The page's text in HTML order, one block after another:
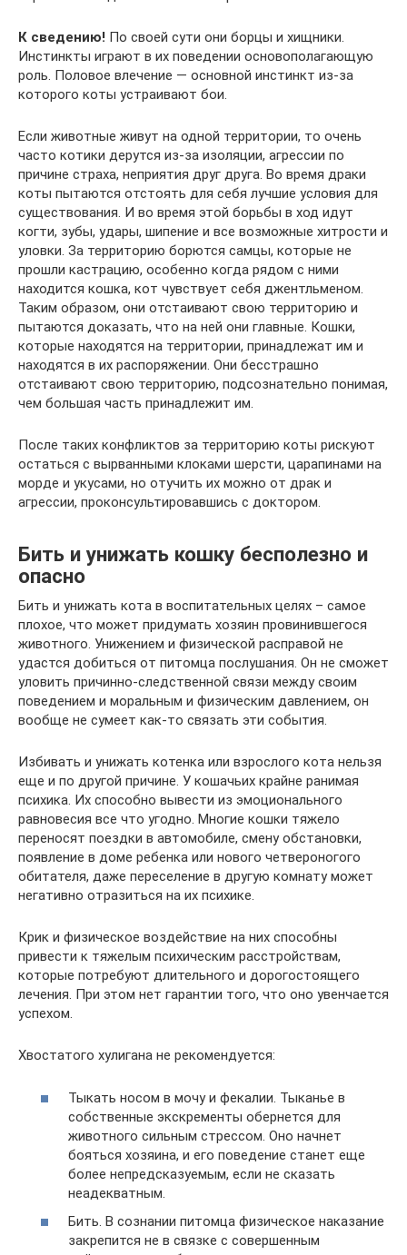
К сведению! По своей сути они борцы и хищники.
Инстинкты играют в их поведении основополагающую
роль. Половое влечение — основной инстинкт из-за
которого коты устраивают бои.
Если животные живут на одной территории, то очень
часто котики дерутся из-за изоляции, агрессии по
причине страха, неприятия друг друга. Во время драки
коты пытаются отстоять для себя лучшие условия для
существования. И во время этой борьбы в ход идут
когти, зубы, удары, шипение и все возможные хитрости и
уловки. За территорию борются самцы, которые не
прошли кастрацию, особенно когда рядом с ними
находится кошка, кот чувствует себя джентльменом.
Таким образом, они отстаивают свою территорию и
пытаются доказать, что на ней они главные. Кошки,
которые находятся на территории, принадлежат им и
находятся в их распоряжении. Они бесстрашно
отстаивают свою территорию, подсознательно понимая,
чем большая часть принадлежит им.
После таких конфликтов за территорию коты рискуют
остаться с вырванными клоками шерсти, царапинами на
морде и укусами, но отучить их можно от драк и
агрессии, проконсультировавшись с доктором.
Бить и унижать кошку бесполезно и
опасно
Бить и унижать кота в воспитательных целях – самое
плохое, что может придумать хозяин провинившегося
животного. Унижением и физической расправой не
удастся добиться от питомца послушания. Он не сможет
уловить причинно-следственной связи между своим
поведением и моральным и физическим давлением, он
вообще не сумеет как-то связать эти события.
Избивать и унижать котенка или взрослого кота нельзя
еще и по другой причине. У кошачьих крайне ранимая
психика. Их способно вывести из эмоционального
равновесия все что угодно. Многие кошки тяжело
переносят поездки в автомобиле, смену обстановки,
появление в доме ребенка или нового четвероногого
обитателя, даже переселение в другую комнату может
негативно отразиться на их психике.
Крик и физическое воздействие на них способны
привести к тяжелым психическим расстройствам,
которые потребуют длительного и дорогостоящего
лечения. При этом нет гарантии того, что оно увенчается
успехом.
Хвостатого хулигана не рекомендуется:
Тыкать носом в мочу и фекалии. Тыканье в
собственные экскременты обернется для
животного сильным стрессом. Оно начнет
бояться хозяина, и его поведение станет еще
более непредсказуемым, если не сказать
неадекватным.
Бить. В сознании питомца физическое наказание
закрепится не в связке с совершенным